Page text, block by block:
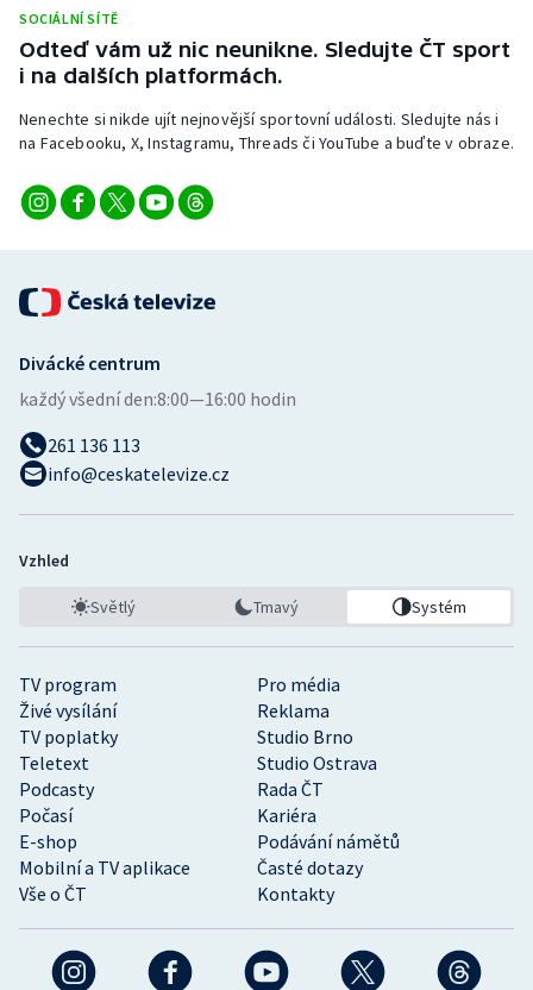
SOCIÁLNÍ SÍTĚ
Odteď vám už nic neunikne. Sledujte ČT sport
i na dalších platformách.
Nenechte si nikde ujít nejnovější sportovní události. Sledujte nás i
na Facebooku, X, Instagramu, Threads či YouTube a buďte v obraze.
TV program
Pro média
Živé vysílání
Reklama
TV poplatky
Studio Brno
Teletext
Studio Ostrava
Podcasty
Rada ČT
Počasí
Kariéra
E-shop
Podávání námětů
Mobilní a TV aplikace
Časté dotazy
Vše o ČT
Kontakty
Divácké centrum
každý všední den:8:00—16:00 hodin
261 136 113
info@ceskatelevize.cz
Vzhled
Světlý Tmavý Systém